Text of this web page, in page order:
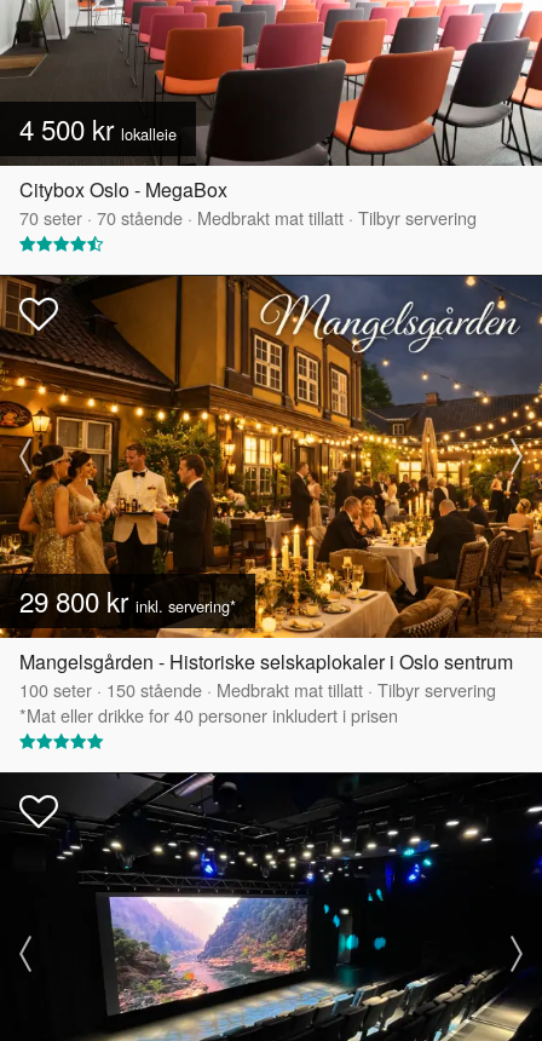
4 500 kr lokalleie
Citybox Oslo - MegaBox
70seter · 70stående · Medbrakt mat tillatt · Tilbyr servering
29 800 kr inkl. servering*
Mangelsgården - Historiske selskaplokaler i Oslo sentrum
100seter · 150stående · Medbrakt mat tillatt · Tilbyr servering
*Mat eller drikke for 40 personer inkludert i prisen